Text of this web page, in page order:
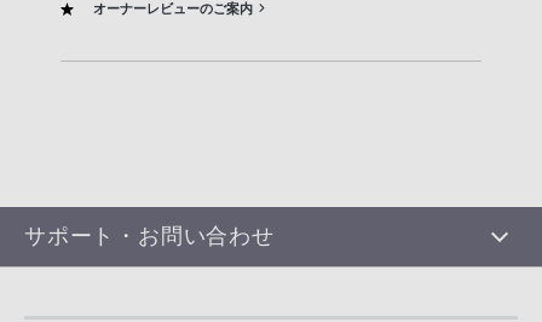
オーナーレビューのご案内
サポート・お問い合わせ